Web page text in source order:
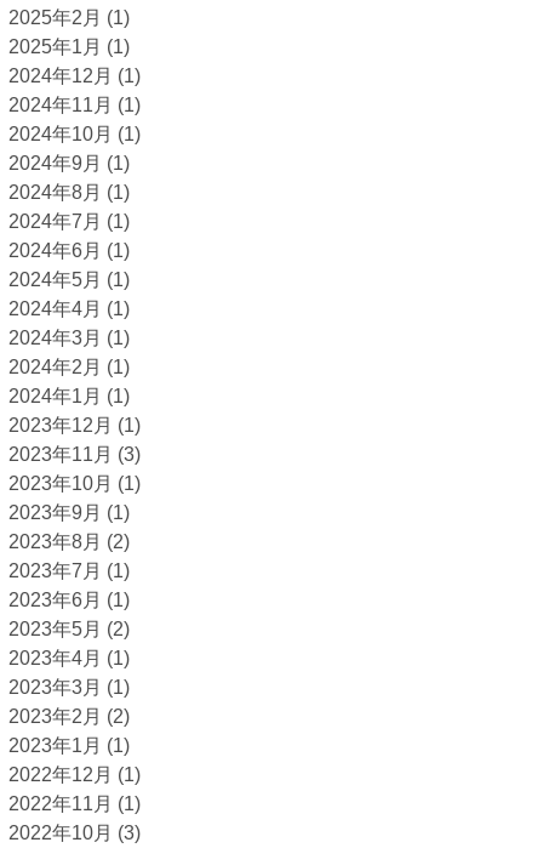
2025年2月 (1)
2025年1月 (1)
2024年12月 (1)
2024年11月 (1)
2024年10月 (1)
2024年9月 (1)
2024年8月 (1)
2024年7月 (1)
2024年6月 (1)
2024年5月 (1)
2024年4月 (1)
2024年3月 (1)
2024年2月 (1)
2024年1月 (1)
2023年12月 (1)
2023年11月 (3)
2023年10月 (1)
2023年9月 (1)
2023年8月 (2)
2023年7月 (1)
2023年6月 (1)
2023年5月 (2)
2023年4月 (1)
2023年3月 (1)
2023年2月 (2)
2023年1月 (1)
2022年12月 (1)
2022年11月 (1)
2022年10月 (3)